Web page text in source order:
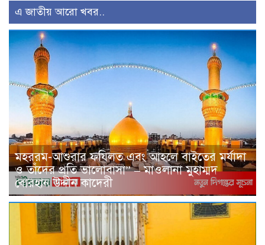
এ জাতীয় আরো খবর..
মহররম-আশুরার ফযিলত এবং আহলে বাইতের মর্যাদা
ও তাঁদের প্রতি ভালোবাসা” – মাওলানা মুহাম্মদ
বোরহান উদ্দীন কাদেরী